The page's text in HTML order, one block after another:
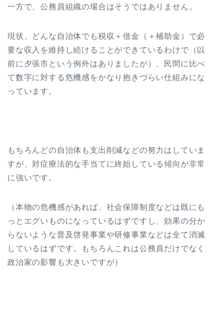
一方で、公務員組織の場合はそうではありません。
現状、どんな自治体でも税収＋借金（＋補助金）で必
要な収入を維持し続けることができているわけで（以
前に夕張市という例外はありましたが）、民間に比べ
て数字に対する危機感をかなり抱きづらい仕組みにな
っています。
もちろんどの自治体も支出削減などの努力はしていま
すが、対症療法的な手当てに終始している傾向が非常
に強いです。
（本物の危機感があれば、社会保障制度などは既にも
っとエグいものになっているはずですし、効果の分か
らないような普及啓発事業や研修事業などは全て消滅
しているはずです。もちろんこれは公務員だけでなく
政治家の影響も大きいですが）